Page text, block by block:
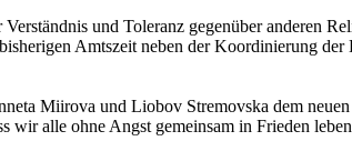
und Toleranz gegenüber anderen
Amtszeit neben der Koordinierung
Miirova und Liobov Stremovska dem
alle ohne Angst gemeinsam in Frieden